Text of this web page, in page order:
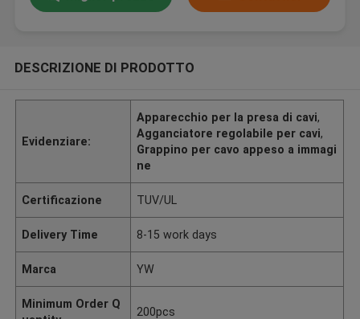
DESCRIZIONE DI PRODOTTO
Evidenziare:
Apparecchio per la presa di cavi,
Agganciatore regolabile per cavi,
Grappino per cavo appeso a immagi
ne
Certificazione TUV/UL
Delivery Time 8-15 work days
Marca YW
Minimum Order Q
200pcs